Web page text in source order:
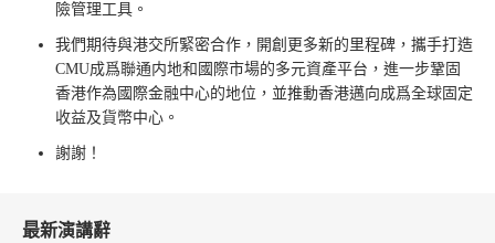
險管理工具。
我們期待與港交所緊密合作，開創更多新的里程碑，攜手打造
CMU成爲聯通内地和國際市場的多元資產平台，進一步鞏固
香港作為國際金融中心的地位，並推動香港邁向成爲全球固定
收益及貨幣中心。
謝謝！
最新演講辭